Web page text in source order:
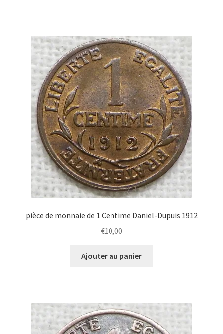
pièce de monnaie de 1 Centime Daniel-Dupuis 1912
€10,00
Ajouter au panier